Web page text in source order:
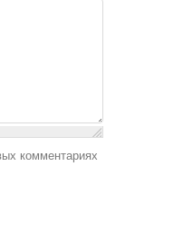
комментариях